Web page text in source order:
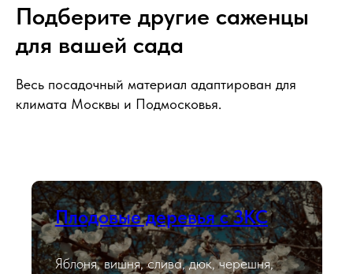
Подберите другие саженцы
для вашей сада
Весь посадочный материал адаптирован для
климата Москвы и Подмосковья.
Плодовые деревья с ЗКС
Яблоня, вишня, слива, дюк, черешня,